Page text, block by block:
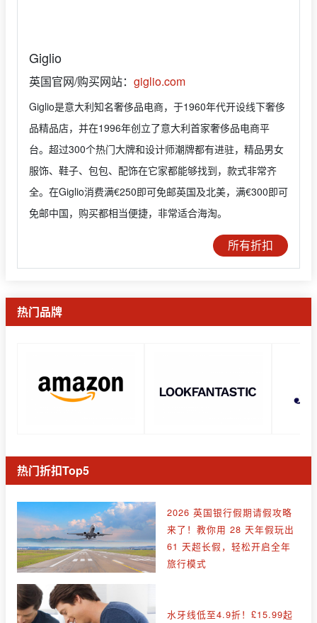
Giglio
英国官网/购买网站： giglio.com
Giglio是意大利知名奢侈品电商，于1960年代开设线下奢侈
品精品店，并在1996年创立了意大利首家奢侈品电商平
台。超过300个热门大牌和设计师潮牌都有进驻，精品男女
服饰、鞋子、包包、配饰在它家都能够找到，款式非常齐
全。在Giglio消费满€250即可免邮英国及北美，满€300即可
免邮中国，购买都相当便捷，非常适合海淘。
所有折扣
热门品牌
热门折扣Top5
2026 英国银行假期请假攻略
来了！教你用 28 天年假玩出
61 天超长假，轻松开启全年
旅行模式
水牙线低至4.9折！£15.99起